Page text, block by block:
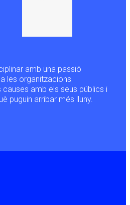
amb una passió
a les organitzacions
causes amb els seus públics i
puguin arribar més lluny.